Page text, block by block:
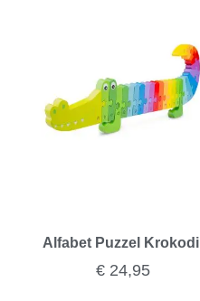
Alfabet Puzzel Krokodil
€24,95